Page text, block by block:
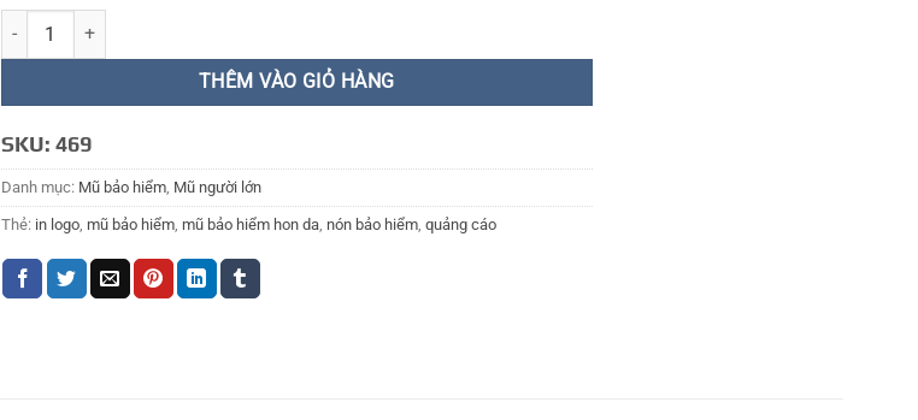
MŨ BẢO HIỂM 469 SONG LONG số lượng
THÊM VÀO GIỎ HÀNG
SKU: 469
Danh mục: Mũ bảo hiểm, Mũ người lớn
Thẻ: in logo, mũ bảo hiểm, mũ bảo hiểm hon da, nón bảo hiểm, quảng cáo